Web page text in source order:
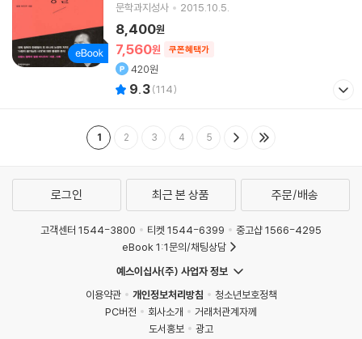
문학과지성사
2015.10.5.
7,560원 쿠폰혜택가
8,400원
420원
9.3(114)
1 2 3 4 5
로그인 최근 본 상품 주문/배송
고객센터 1544-3800 티켓 1544-6399
중고샵 1566-4295
eBook 1:1문의/채팅상담
예스이십사(주) 사업자 정보
이용약관
개인정보처리방침
청소년보호정책
PC버전
회사소개
거래처관계자께
도서홍보
광고